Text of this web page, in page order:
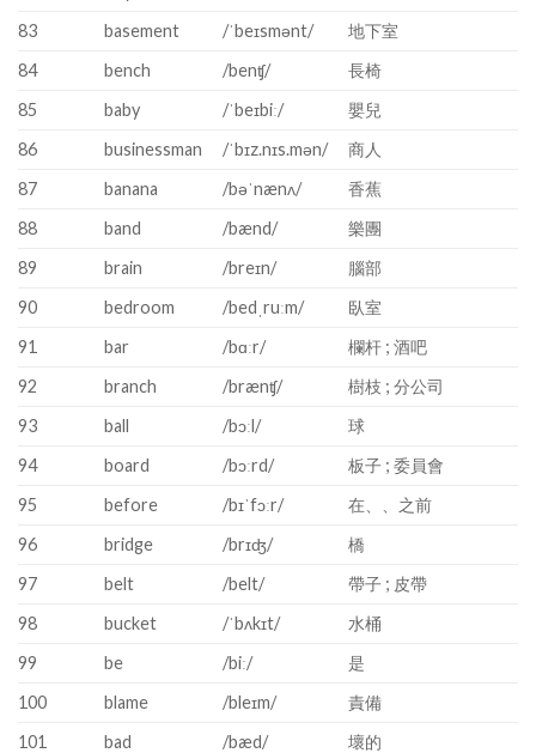
83
basement /ˈbeɪsmənt/
地下室
84
bench /benʧ/
長椅
85
baby /ˈbeɪbiː/
嬰兒
86
businessman /ˈbɪz.nɪs.mən/
商人
87
banana /bəˈnænʌ/
香蕉
88
band /bænd/
樂團
89
brain /breɪn/
腦部
90
bedroom /bedˌruːm/
臥室
91
bar /bɑːr/
欄杆 ; 酒吧
92
branch /brænʧ/
樹枝 ; 分公司
93
ball /bɔːl/
球
94
board /bɔːrd/
板子 ; 委員會
95
before /bɪˈfɔːr/
在、、之前
96
bridge /brɪʤ/
橋
97
belt /belt/
帶子 ; 皮帶
98
bucket /ˈbʌkɪt/
水桶
99
be /biː/
是
100
blame /bleɪm/
責備
101
bad /bæd/
壞的